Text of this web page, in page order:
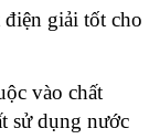
giải tốt cho
vào chất
sử dụng nước